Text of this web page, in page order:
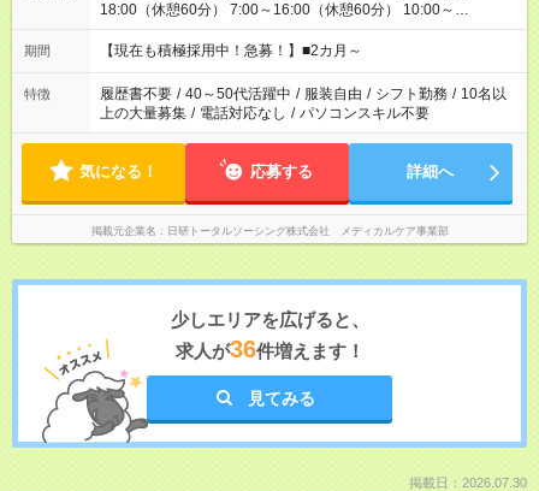
18:00（休憩60分） 7:00～16:00（休憩60分） 10:00～
19:00（休憩60分） ※Wワーク希望の方へ 今ご覧のお仕事で希
望する勤務時間と、もう1つのお仕事の勤務時間の合計が 週40
期間 【現在も積極採用中！急募！】■2カ月～
特徴 履歴書不要 / 40～50代活躍中 / 服装自由 / シフト勤務 / 10名以
上の大量募集 / 電話対応なし / パソコンスキル不要
気になる！ 応募する 詳細へ
掲載元企業名 日研トータルソーシング株式会社 メディカルケア事業部
少しエリアを広げると、
求人が36件増えます！
見てみる
掲載日：2026.07.30